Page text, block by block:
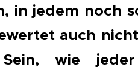
in jedem noch
auch
wie jeder